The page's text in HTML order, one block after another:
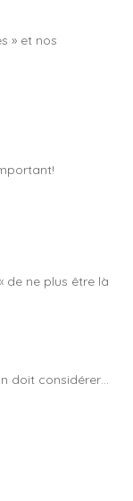
» et nos
de ne plus être là
doit considérer…